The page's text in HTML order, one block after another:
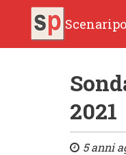
2021
5 anni